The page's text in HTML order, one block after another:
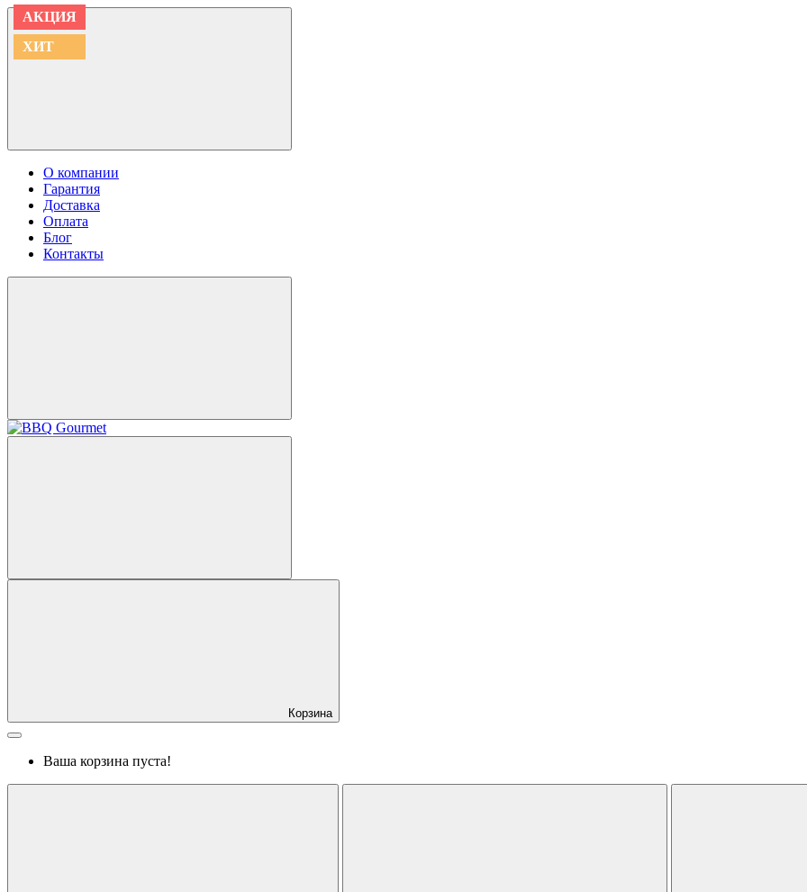
О компании
Гарантия
Доставка
Оплата
Блог
Контакты
Корзина
Ваша корзина пуста!
АКЦИЯ
АКЦИЯ
ХИТ
АКЦИЯ
ХИТ
АКЦИЯ
АКЦИЯ
АКЦИЯ
АКЦИЯ